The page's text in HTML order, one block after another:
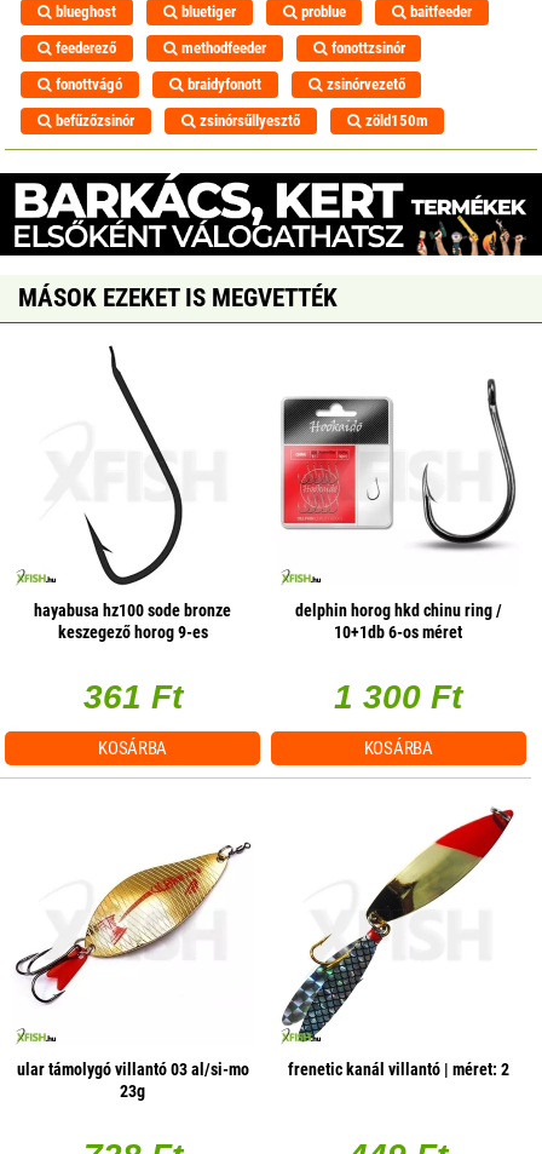
blueghost
bluetiger problue
baitfeeder
feederező
methodfeeder
fonottzsinór
fonottvágó
braidyfonott
zsinórvezető
befűzőzsinór
zsinórsűllyesztő zöld150m
MÁSOK EZEKET IS MEGVETTÉK
hayabusa hz100 sode bronze
keszegező horog 9-es
361 Ft
KOSÁRBA
delphin horog hkd chinu ring /
10+1db 6-os méret
1 300 Ft
KOSÁRBA
ular támolygó villantó 03 al/si-mo
23g
frenetic kanál villantó | méret: 2